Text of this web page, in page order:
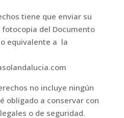
tiene que enviar su
del Documento
equivalente a la
no incluye ningún
obligado a conservar con
o de seguridad.